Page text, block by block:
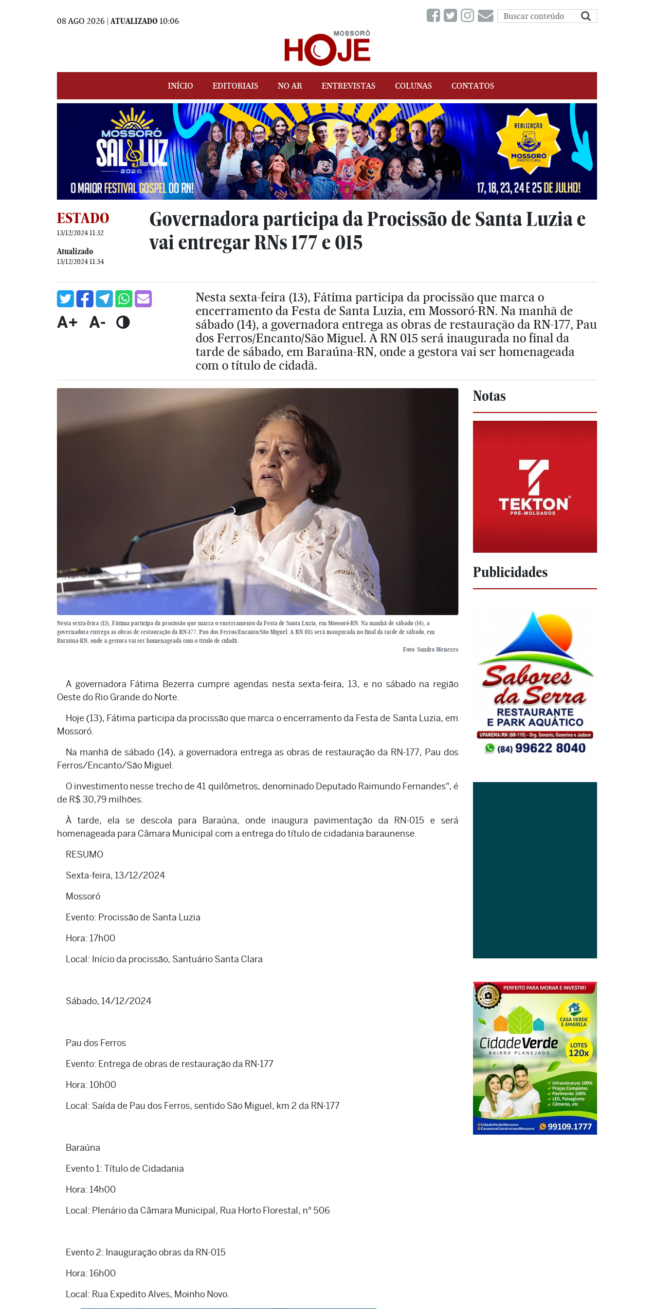
08 AGO 2026 | ATUALIZADO 10:06
INÍCIO EDITORIAIS NO AR ENTREVISTAS COLUNAS CONTATOS
ESTADO
13/12/2024 11:32
Atualizado
13/12/2024 11:34
Governadora participa da Procissão de Santa Luzia e
vai entregar RNs 177 e 015
A+ A-
Nesta sexta-feira (13), Fátima participa da procissão que marca o
encerramento da Festa de Santa Luzia, em Mossoró-RN. Na manhã de
sábado (14), a governadora entrega as obras de restauração da RN-177, Pau
dos Ferros/Encanto/São Miguel. A RN 015 será inaugurada no final da
tarde de sábado, em Baraúna-RN, onde a gestora vai ser homenageada
com o título de cidadã.
Nesta sexta-feira (13), Fátima participa da procissão que marca o encerramento da Festa de Santa Luzia, em Mossoró-RN. Na manhã de sábado (14), a
governadora entrega as obras de restauração da RN-177, Pau dos Ferros/Encanto/São Miguel. A RN 015 será inaugurada no final da tarde de sábado, em
Baraúna-RN, onde a gestora vai ser homenageada com o título de cidadã.
Foto: Sandro Menezes
A governadora Fátima Bezerra cumpre agendas nesta sexta-feira, 13, e no sábado na região
Oeste do Rio Grande do Norte.
Hoje (13), Fátima participa da procissão que marca o encerramento da Festa de Santa Luzia, em
Mossoró.
Na manhã de sábado (14), a governadora entrega as obras de restauração da RN-177, Pau dos
Ferros/Encanto/São Miguel.
O investimento nesse trecho de 41 quilômetros, denominado Deputado Raimundo Fernandes", é
de R$ 30,79 milhões.
À tarde, ela se descola para Baraúna, onde inaugura pavimentação da RN-015 e será
homenageada para Câmara Municipal com a entrega do título de cidadania baraunense.
RESUMO
Sexta-feira, 13/12/2024
Mossoró
Evento: Procissão de Santa Luzia
Hora: 17h00
Local: Início da procissão, Santuário Santa Clara
Sábado, 14/12/2024
Pau dos Ferros
Evento: Entrega de obras de restauração da RN-177
Hora: 10h00
Local: Saída de Pau dos Ferros, sentido São Miguel, km 2 da RN-177
Baraúna
Evento 1: Título de Cidadania
Hora: 14h00
Local: Plenário da Câmara Municipal, Rua Horto Florestal, n° 506
Evento 2: Inauguração obras da RN-015
Hora: 16h00
Local: Rua Expedito Alves, Moinho Novo.
Notas
Publicidades